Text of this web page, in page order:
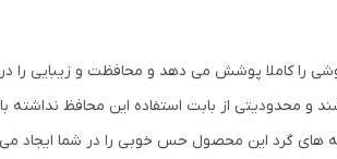
را کاملا پوشش می دهد و محافظت و زیبایی را
و محدودیتی از بابت استفاده این محافظ
های گرد این محصول حس خوبی را در شما